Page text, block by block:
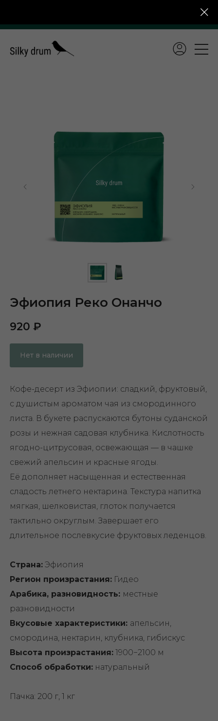
Бесплатная доставка по России от 4 000 ₽
Эфиопия Реко Онанчо
920 ₽
Нет в наличии
Кофе-десерт из Эфиопии: сладкий, фруктовый,
с душистым ароматом чая из смородинного
листа. В букете распускаются бутоны суданской
розы и нежная садовая клубника. Кислотность
ягодно-цитрусовая, освежающая — в чашке
свежий апельсин и красные ягоды.
Её дополняет насыщенная и естественная
сладость летнего нектарина. Текстура напитка
мягкая, шелковистая, глоток получается
тактильно округлым. Завершает его
длительное послевкусие фруктовых леденцов.
Страна: Эфиопия
Регион произрастания: Гидео
Арабика, разновидность: местные
разновидности
Вкусовые характеристики: апельсин,
смородина, нектарин, клубника, гибискус
Высота произрастания: 1900−2100 м
Способ обработки: натуральный
Пачка: 200 г, 1 кг